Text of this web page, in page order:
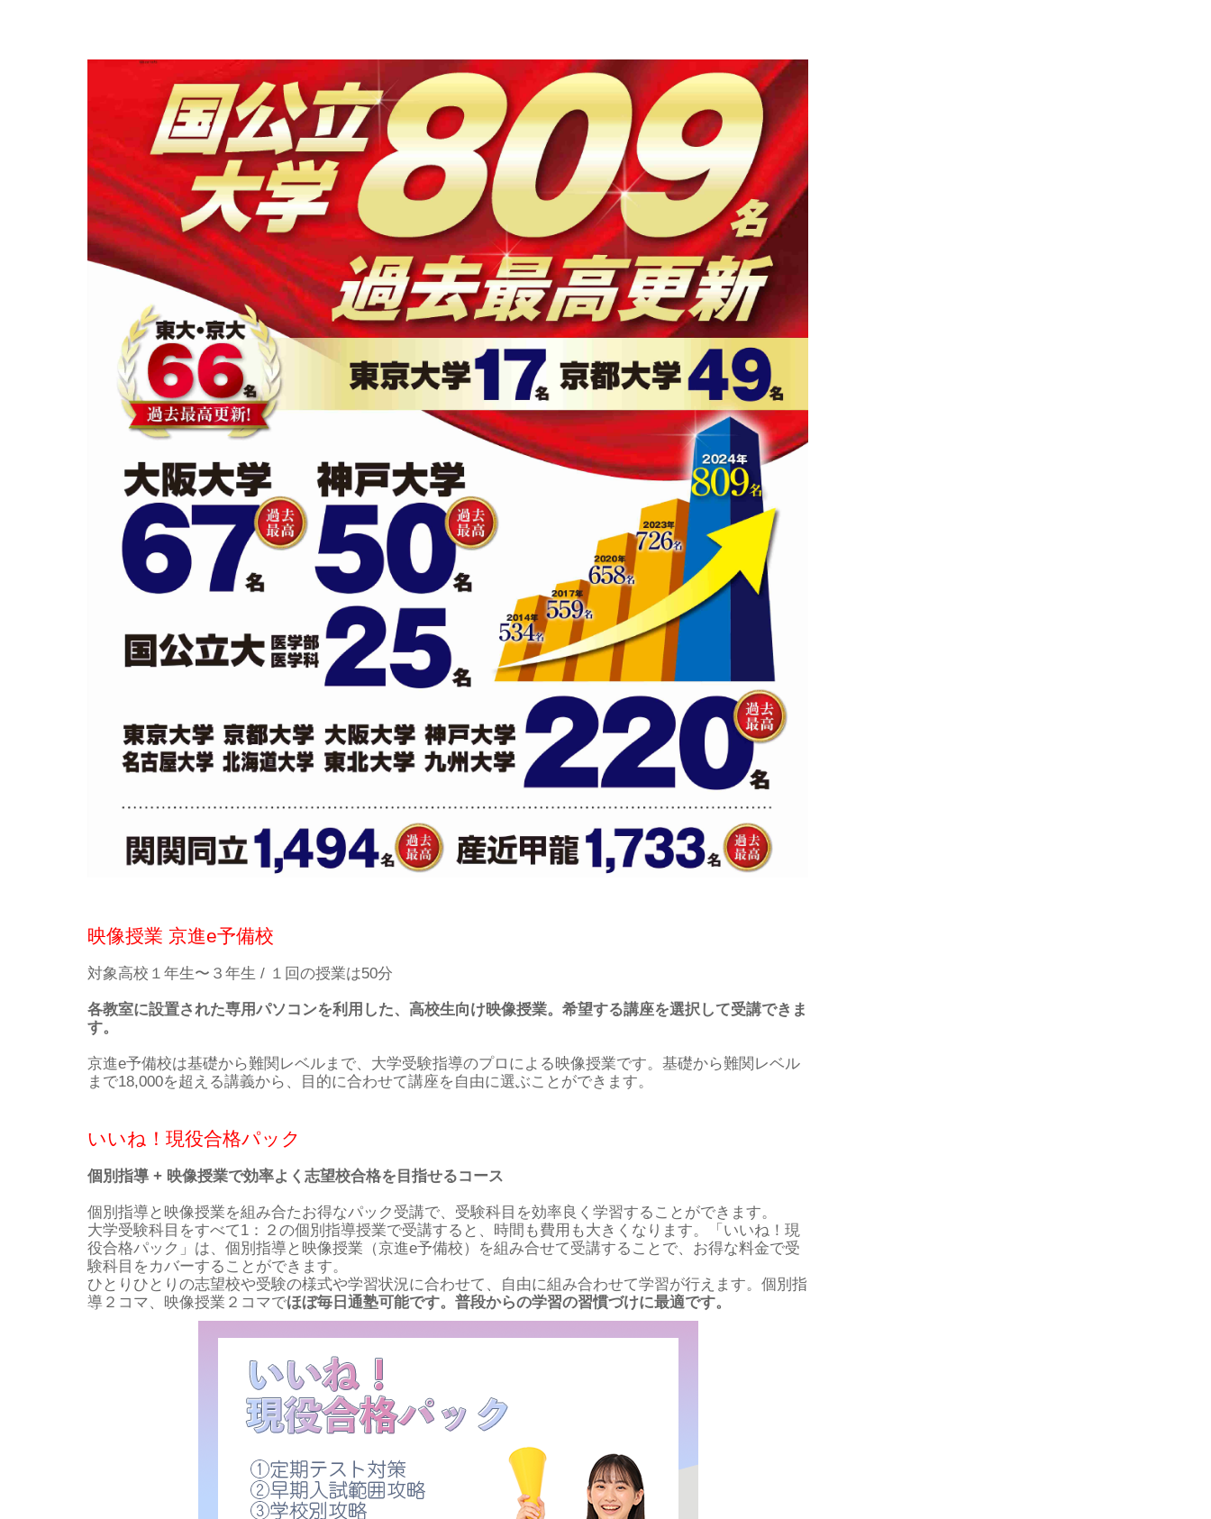
映像授業 京進e予備校
対象高校１年生〜３年生 / １回の授業は50分
各教室に設置された専用パソコンを利用した、高校生向け映像授業。希望する講座を選択して受講できま
す。
京進e予備校は基礎から難関レベルまで、大学受験指導のプロによる映像授業です。基礎から難関レベル
まで18,000を超える講義から、目的に合わせて講座を自由に選ぶことができます。
いいね！現役合格パック
個別指導 + 映像授業で効率よく志望校合格を目指せるコース
個別指導と映像授業を組み合たお得なパック受講で、受験科目を効率良く学習することができます。
大学受験科目をすべて1：２の個別指導授業で受講すると、時間も費用も大きくなります。「いいね！現
役合格パック」は、個別指導と映像授業（京進e予備校）を組み合せて受講することで、お得な料金で受
験科目をカバーすることができます。
ひとりひとりの志望校や受験の様式や学習状況に合わせて、自由に組み合わせて学習が行えます。個別指
導２コマ、映像授業２コマでほぼ毎日通塾可能です。普段からの学習の習慣づけに最適です。